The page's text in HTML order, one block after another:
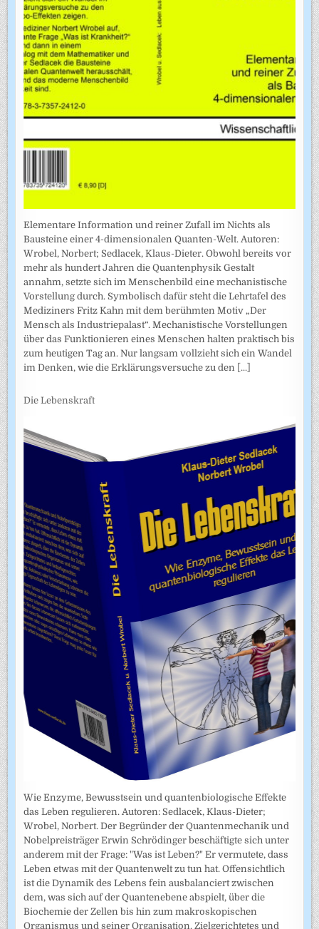
Elementare Information und reiner Zufall im Nichts als
Bausteine einer 4-dimensionalen Quanten-Welt. Autoren:
Wrobel, Norbert; Sedlacek, Klaus-Dieter. Obwohl bereits vor
mehr als hundert Jahren die Quantenphysik Gestalt
annahm, setzte sich im Menschenbild eine mechanistische
Vorstellung durch. Symbolisch dafür steht die Lehrtafel des
Mediziners Fritz Kahn mit dem berühmten Motiv „Der
Mensch als Industriepalast“. Mechanistische Vorstellungen
über das Funktionieren eines Menschen halten praktisch bis
zum heutigen Tag an. Nur langsam vollzieht sich ein Wandel
im Denken, wie die Erklärungsversuche zu den [...]
Die Lebenskraft
Wie Enzyme, Bewusstsein und quantenbiologische Effekte
das Leben regulieren. Autoren: Sedlacek, Klaus-Dieter;
Wrobel, Norbert. Der Begründer der Quantenmechanik und
Nobelpreisträger Erwin Schrödinger beschäftigte sich unter
anderem mit der Frage: "Was ist Leben?" Er vermutete, dass
Leben etwas mit der Quantenwelt zu tun hat. Offensichtlich
ist die Dynamik des Lebens fein ausbalanciert zwischen
dem, was sich auf der Quantenebene abspielt, über die
Biochemie der Zellen bis hin zum makroskopischen
Organismus und seiner Organisation. Zielgerichtetes und